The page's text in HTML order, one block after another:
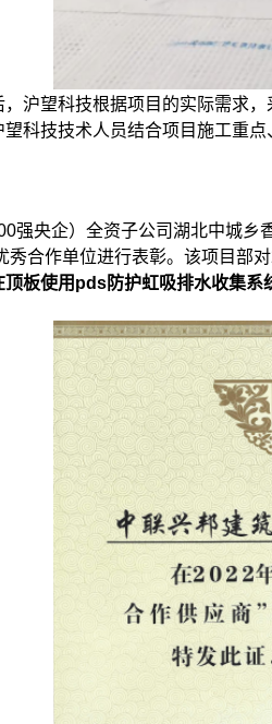
沪望科技根据项目的实际需求
科技技术人员结合项目施工重
强央企）全资子公司湖北中城乡
合作单位进行表彰。该项目部
板使用pds防护虹吸排水收集